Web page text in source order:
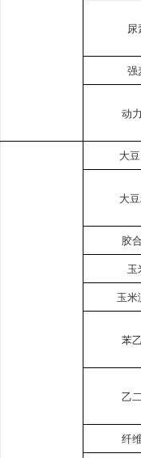
尿
强
动
大
大
胶
玉
玉米
苯
乙
纤